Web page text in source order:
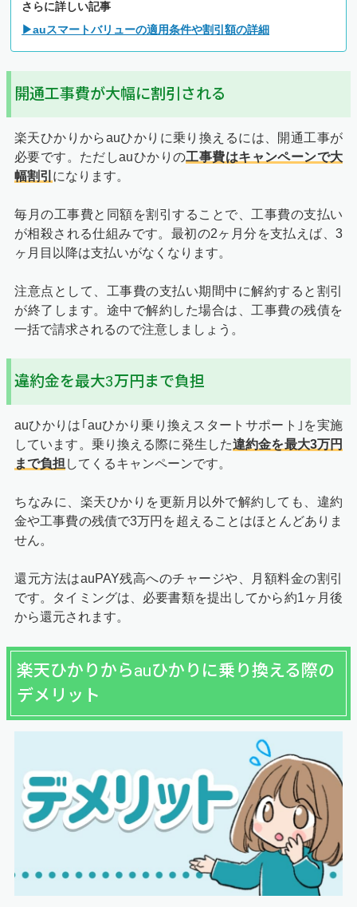
さらに詳しい記事
▶auスマートバリューの適用条件や割引額の詳細
開通工事費が大幅に割引される
楽天ひかりからauひかりに乗り換えるには、開通工事が
必要です。ただしauひかりの工事費はキャンペーンで大
幅割引 になります。
毎月の工事費と同額を割引することで、工事費の支払い
が相殺される仕組みです。最初の2ヶ月分を支払えば、3
ヶ月目以降は支払いがなくなります。
注意点として、工事費の支払い期間中に解約すると割引
が終了します。途中で解約した場合は、工事費の残債を
一括で請求されるので注意しましょう。
違約金を最大3万円まで負担
auひかりは｢auひかり乗り換えスタートサポート｣を実施
しています。乗り換える際に発生した違約金を最大3万円
まで負担 してくるキャンペーンです。
ちなみに、楽天ひかりを更新月以外で解約しても、違約
金や工事費の残債で3万円を超えることはほとんどありま
せん。
還元方法はauPAY残高へのチャージや、月額料金の割引
です。タイミングは、必要書類を提出してから約1ヶ月後
から還元されます。
楽天ひかりからauひかりに乗り換える際の
デメリット